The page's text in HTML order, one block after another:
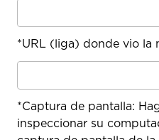
*URL (liga) donde vio la
*Captura de pantalla:
inspeccionar su